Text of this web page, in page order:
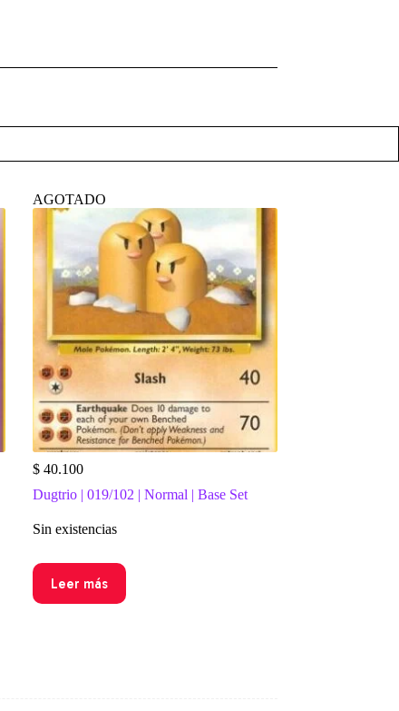
AGOTADO
$40.100
Dugtrio | 019/102 | Normal | Base Set
Sin existencias
Leer más